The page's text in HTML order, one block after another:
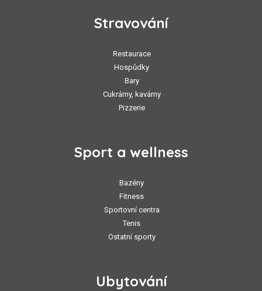
Stravování
Restaurace
Hospůdky
Bary
Cukrárny, kavárny
Pizzerie
Sport a wellness
Bazény
Fitness
Sportovní centra
Tenis
Ostatní sporty
Ubytování